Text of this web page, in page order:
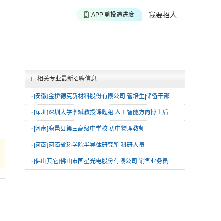
我要招人
APP 聊投递进度
相关专业最新招聘信息
· [安徽]金桥德克新材料股份有限公司 管培生|储备干部
· [深圳]深圳大学李斌教授课题组 人工智能方向博士后
· [河南]鹿邑县第三高级中学校 初中物理教师
· [河南]河南省科学院半导体研究所 科研人员
· [佛山其它]佛山市国星光电股份有限公司 销售业务员